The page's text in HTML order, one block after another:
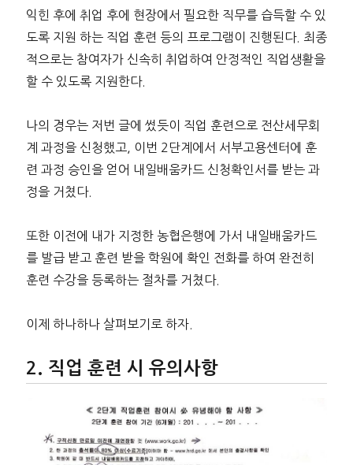
익힌 후에 취업 후에 현장에서 필요한 직무를 습득할 수 있
도록 지원 하는 직업 훈련 등의 프로그램이 진행된다. 최종
적으로는 참여자가 신속히 취업하여 안정적인 직업생활을
할 수 있도록 지원한다.
나의 경우는 저번 글에 썼듯이 직업 훈련으로 전산세무회
계 과정을 신청했고, 이번 2단계에서 서부고용센터에 훈
련 과정 승인을 얻어 내일배움카드 신청확인서를 받는 과
정을 거쳤다.
또한 이전에 내가 지정한 농협은행에 가서 내일배움카드
를 발급 받고 훈련 받을 학원에 확인 전화를 하여 완전히
훈련 수강을 등록하는 절차를 거쳤다.
이제 하나하나 살펴보기로 하자.
직업 훈련 시 유의사항